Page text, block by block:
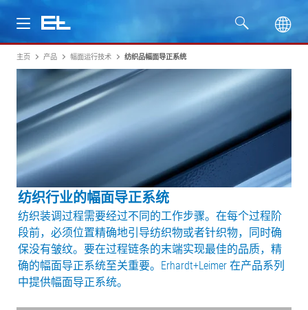
产品
行业
服务
公司
主页 产品 幅面运行技术 纺织品幅面导正系统
纺织行业的幅面导正系统
纺织装调过程需要经过不同的工作步骤。在每个过程阶
段前，必须位置精确地引导纺织物或者针织物，同时确
保没有皱纹。要在过程链条的末端实现最佳的品质，精
确的幅面导正系统至关重要。Erhardt+Leimer 在产品系列
中提供幅面导正系统。